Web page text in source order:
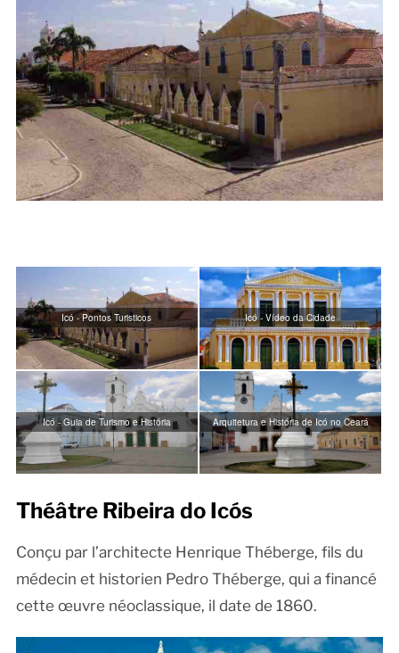
Icó - Pontos Turisticos Icó - Vídeo da Cidade
Icó - Guia de Turismo e História Arquitetura e História de Icó no Ceará
Théâtre Ribeira do Icós
Conçu par l’architecte Henrique Théberge, fils du
médecin et historien Pedro Théberge, qui a financé
cette œuvre néoclassique, il date de 1860.